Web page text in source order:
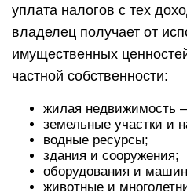
уплата налогов с тех
владелец получает от
имущественных
частной собственности:
жилая недвижимость
земельные участки и
водные ресурсы;
здания и сооружения;
оборудования и
животные и